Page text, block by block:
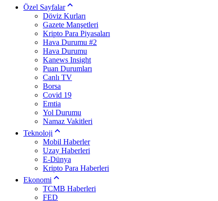
Özel Sayfalar
Döviz Kurları
Gazete Manşetleri
Kripto Para Piyasaları
Hava Durumu #2
Hava Durumu
Kanews Insight
Puan Durumları
Canlı TV
Borsa
Covid 19
Emtia
Yol Durumu
Namaz Vakitleri
Teknoloji
Mobil Haberler
Uzay Haberleri
E-Dünya
Kripto Para Haberleri
Ekonomi
TCMB Haberleri
FED